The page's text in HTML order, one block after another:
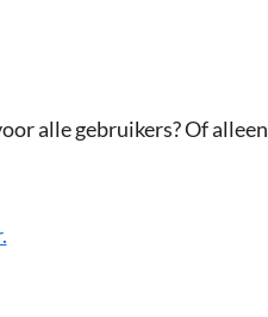
alle gebruikers? Of alleen